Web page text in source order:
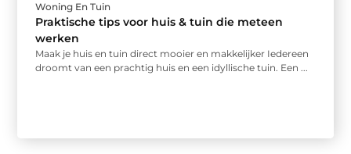
Woning En Tuin
Praktische tips voor huis & tuin die meteen
werken
Maak je huis en tuin direct mooier en makkelijker Iedereen
droomt van een prachtig huis en een idyllische tuin. Een ...